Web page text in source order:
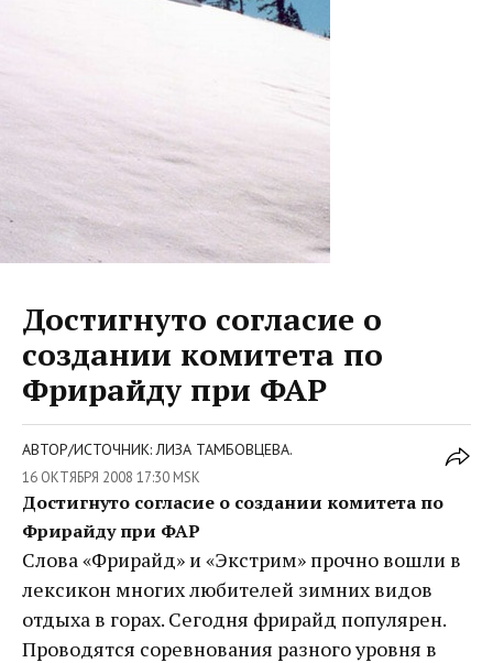
Достигнуто согласие о
создании комитета по
Фрирайду при ФАР
АВТОР/ИСТОЧНИК: ЛИЗА ТАМБОВЦЕВА.
16 ОКТЯБРЯ 2008 17:30 MSK
Достигнуто согласие о создании комитета по
Фрирайду при ФАР
Слова «Фрирайд» и «Экстрим» прочно вошли в
лексикон многих любителей зимних видов
отдыха в горах. Сегодня фрирайд популярен.
Проводятся соревнования разного уровня в